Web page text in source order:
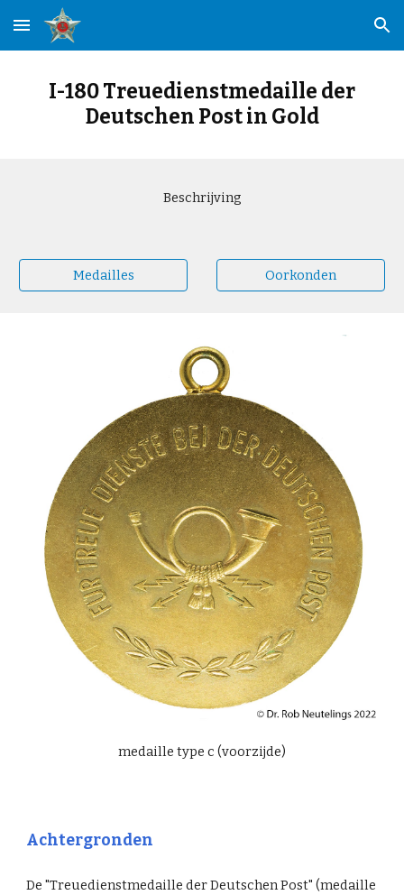
Skip to main content Skip to navigation
I-180 Treuedienstmedaille der
Deutschen Post in Gold
Beschrijving
Medailles Oorkonden
medaille type c (voorzijde)
Achtergronden
De "Treuedienstmedaille der Deutschen Post" (medaille